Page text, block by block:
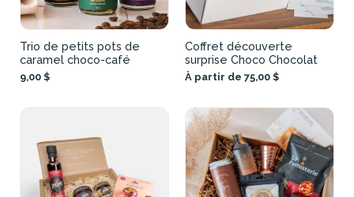
Trio de petits pots de
caramel choco-café
9,00 $
Coffret découverte
surprise Choco Chocolat
À partir de 75,00 $